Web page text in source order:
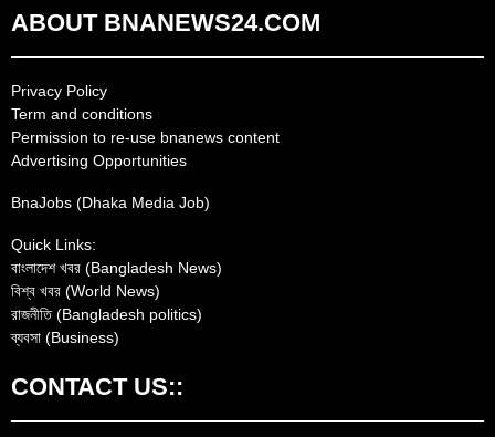
ABOUT BNANEWS24.COM
Privacy Policy
Term and conditions
Permission to re-use bnanews content
Advertising Opportunities
BnaJobs (Dhaka Media Job)
Quick Links:
বাংলাদেশ খবর (Bangladesh News)
বিশ্ব খবর (World News)
রাজনীতি (Bangladesh politics)
ব্যবসা (Business)
CONTACT US::